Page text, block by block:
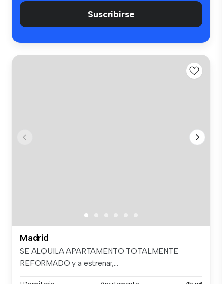
Suscribirse
Madrid
SE ALQUILA APARTAMENTO TOTALMENTE
REFORMADO y a estrenar,...